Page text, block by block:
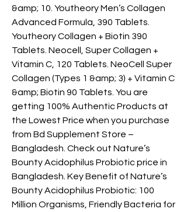
&amp; 10. Youtheory Men’s Collagen
Advanced Formula, 390 Tablets.
Youtheory Collagen + Biotin 390
Tablets. Neocell, Super Collagen +
Vitamin C, 120 Tablets. NeoCell Super
Collagen (Types 1 &amp; 3) + Vitamin C
&amp; Biotin 90 Tablets. You are
getting 100% Authentic Products at
the Lowest Price when you purchase
from Bd Supplement Store –
Bangladesh. Check out Nature’s
Bounty Acidophilus Probiotic price in
Bangladesh. Key Benefit of Nature’s
Bounty Acidophilus Probiotic: 100
Million Organisms, Friendly Bacteria for